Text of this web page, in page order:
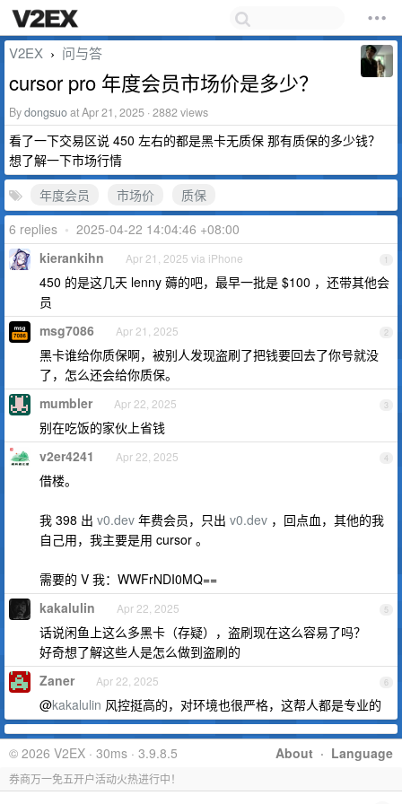
V2EX › 问与答
cursor pro 年度会员市场价是多少？
Bydongsuoat Apr 21, 2025 · 2882 views
看了一下交易区说 450 左右的都是黑卡无质保 那有质保的多少钱？
想了解一下市场行情
年度会员
市场价
质保
6 replies • 2025-04-22 14:04:46 +08:00
1
kierankihn Apr 21, 2025 via iPhone
450 的是这几天 lenny 薅的吧，最早一批是 $100 ，还带其他会
员
2
msg7086 Apr 21, 2025
黑卡谁给你质保啊，被别人发现盗刷了把钱要回去了你号就没
了，怎么还会给你质保。
3
mumbler Apr 22, 2025
别在吃饭的家伙上省钱
4
v2er4241 Apr 22, 2025
借楼。
我 398 出 v0.dev 年费会员，只出 v0.dev ，回点血，其他的我
自己用，我主要是用 cursor 。
需要的 V 我：WWFrNDI0MQ==
5
kakalulin Apr 22, 2025
话说闲鱼上这么多黑卡（存疑），盗刷现在这么容易了吗？
好奇想了解这些人是怎么做到盗刷的
6
Zaner Apr 22, 2025
@kakalulin 风控挺高的，对环境也很严格，这帮人都是专业的
About · Language
© 2026 V2EX · 30ms · 3.9.8.5
券商万一免五开户活动火热进行中！